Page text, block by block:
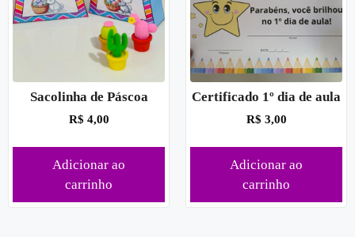
Sacolinha de Páscoa
R$ 4,00
Adicionar ao
carrinho
Certificado 1º dia de aula
R$ 3,00
Adicionar ao
carrinho